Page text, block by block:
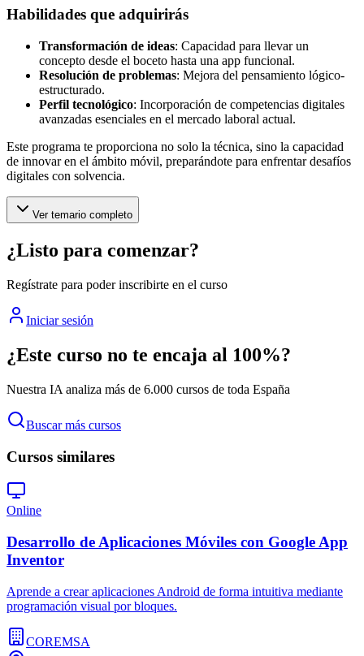
Habilidades que adquirirás
Transformación de ideas: Capacidad para llevar un
concepto desde el boceto hasta una app funcional.
Resolución de problemas: Mejora del pensamiento lógico-
estructurado.
Perfil tecnológico: Incorporación de competencias digitales
avanzadas esenciales en el mercado laboral actual.
Este programa te proporciona no solo la técnica, sino la capacidad
de innovar en el ámbito móvil, preparándote para enfrentar desafíos
digitales con solvencia.
Ver temario completo
¿Listo para comenzar?
Regístrate para poder inscribirte en el curso
Iniciar sesión
¿Este curso no te encaja al 100%?
Nuestra IA analiza más de 6.000 cursos de toda España
Buscar más cursos
Cursos similares
Online
Desarrollo de Aplicaciones Móviles con Google App
Inventor
Aprende a crear aplicaciones Android de forma intuitiva mediante
programación visual por bloques.
COREMSA